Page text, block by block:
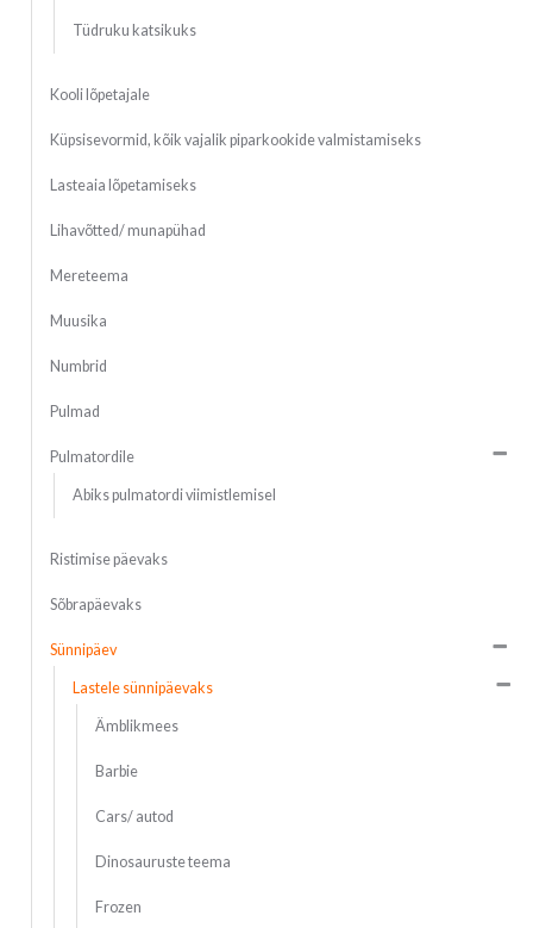
Tüdruku katsikuks
Kooli lõpetajale
Küpsisevormid, kõik vajalik piparkookide valmistamiseks
Lasteaia lõpetamiseks
Lihavõtted/ munapühad
Mereteema
Muusika
Numbrid
Pulmad
Pulmatordile
Abiks pulmatordi viimistlemisel
Ristimise päevaks
Sõbrapäevaks
Sünnipäev
Lastele sünnipäevaks
Ämblikmees
Barbie
Cars/ autod
Dinosauruste teema
Frozen